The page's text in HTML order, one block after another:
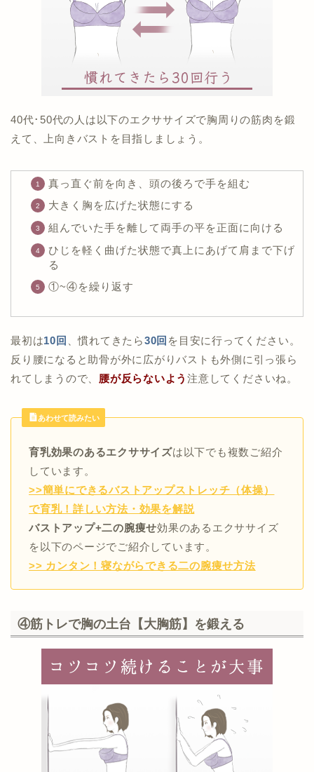
40代･50代の人は以下のエクササイズで胸周りの筋肉を鍛
えて、上向きバストを目指しましょう。
真っ直ぐ前を向き、頭の後ろで手を組む
大きく胸を広げた状態にする
組んでいた手を離して両手の平を正面に向ける
ひじを軽く曲げた状態で真上にあげて肩まで下げ
る
①~④を繰り返す
最初は10回 、慣れてきたら30回 を目安に行ってください。
反り腰になると助骨が外に広がりバストも外側に引っ張ら
れてしまうので、 腰が反らないよう注意してくださいね。
あわせて読みたい
育乳効果のあるエクササイズは以下でも複数ご紹介
しています。
>>簡単にできるバストアップストレッチ（体操）
で育乳！詳しい方法・効果を解説
バストアップ+二の腕痩せ効果のあるエクササイズ
を以下のページでご紹介しています。
>> カンタン！寝ながらできる二の腕痩せ方法
④筋トレで胸の土台【大胸筋】を鍛える